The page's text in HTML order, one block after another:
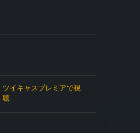
ツイキャスプレミアで視
聴